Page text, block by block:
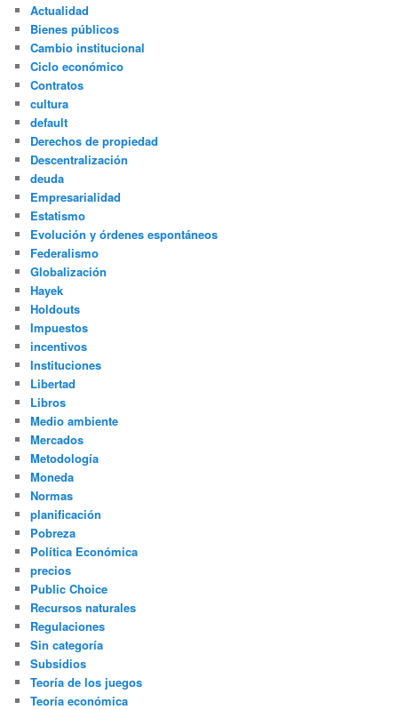
Actualidad
Bienes públicos
Cambio institucional
Ciclo económico
Contratos
cultura
default
Derechos de propiedad
Descentralización
deuda
Empresarialidad
Estatismo
Evolución y órdenes espontáneos
Federalismo
Globalización
Hayek
Holdouts
Impuestos
incentivos
Instituciones
Libertad
Libros
Medio ambiente
Mercados
Metodología
Moneda
Normas
planificación
Pobreza
Política Económica
precios
Public Choice
Recursos naturales
Regulaciones
Sin categoría
Subsidios
Teoría de los juegos
Teoría económica